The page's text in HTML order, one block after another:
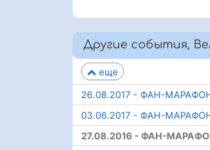
Другие события,
еще
26.08.2017 - ФАН-
03.06.2017 - ФАН-
27.08.2016 - ФАН-